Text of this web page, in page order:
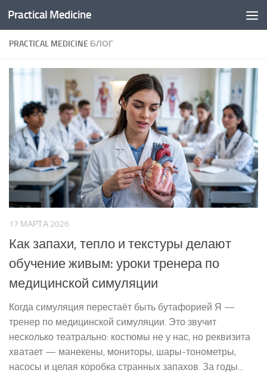
Перейти к содержимому
Practical Medicine
PRACTICAL MEDICINE БЛОГ
17 МАРТА 2026
Как запахи, тепло и текстуры делают
обучение живым: уроки тренера по
медицинской симуляции
Когда симуляция перестаёт быть бутафорией Я —
тренер по медицинской симуляции. Это звучит
несколько театрально: костюмы не у нас, но реквизита
хватает — манекены, мониторы, шары-тонометры,
насосы и целая коробка странных запахов. За годы...